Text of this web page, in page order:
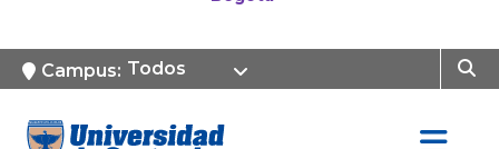
Campus: Todos